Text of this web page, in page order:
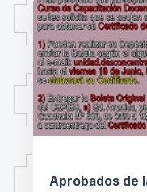
Aprobados de